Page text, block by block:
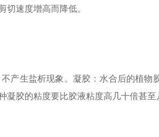
速度增高而降低。
产生盐析现象。凝胶：水合后的植物
胶的粘度要比胶液粘度高几十倍甚至